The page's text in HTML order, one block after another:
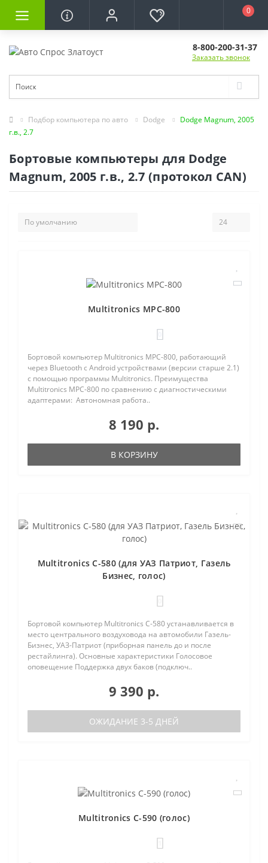
0
8-800-200-31-37
Заказать звонок
Подбор компьютера по авто Dodge
Dodge Magnum, 2005
г.в., 2.7
Бортовые компьютеры для Dodge
Magnum, 2005 г.в., 2.7 (протокол CAN)
Multitronics MPC-800
Бортовой компьютер Multitronics MPC-800, работающий
через Bluetooth с Android устройствами (версии старше 2.1)
с помощью программы Multitronics. Преимущества
Multitronics MPC-800 по сравнению с диагностическими
адаптерами: Автономная работа..
8 190 р.
В КОРЗИНУ
Multitronics C-580 (для УАЗ Патриот, Газель
Бизнес, голос)
Бортовой компьютер Multitronics C-580 устанавливается в
место центрального воздуховода на автомобили Газель-
Бизнес, УАЗ-Патриот (приборная панель до и после
рестайлинга). Основные характеристики Голосовое
оповещение Поддержка двух баков (подключ..
9 390 р.
ОЖИДАНИЕ 3-5 ДНЕЙ
Multitronics C-590 (голос)